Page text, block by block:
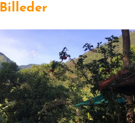
Billeder